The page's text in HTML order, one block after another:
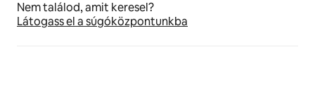
Nem találod, amit keresel?
Látogass el a súgóközpontunkba